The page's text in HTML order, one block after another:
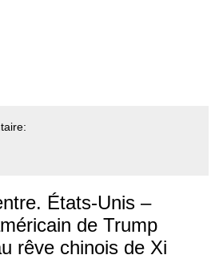
États-Unis –
de Trump
rêve chinois de Xi